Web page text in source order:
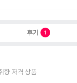
후기 1
향 저격 상품